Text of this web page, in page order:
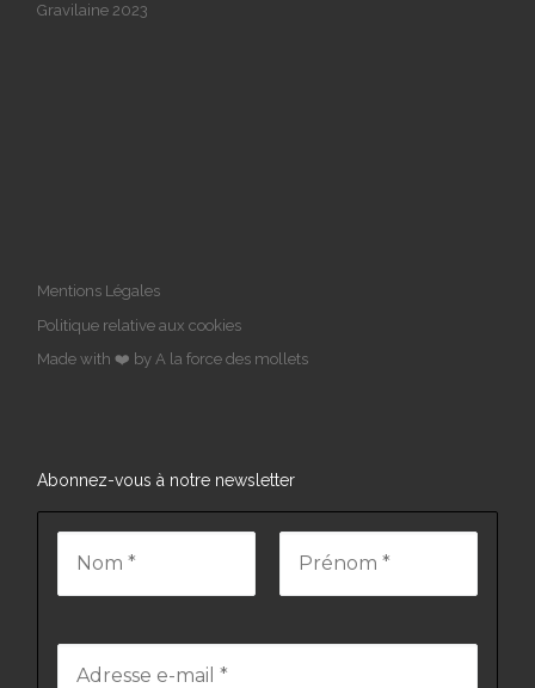
Gravilaine 2023
Mentions Légales
Politique relative aux cookies
Made with ❤️ by A la force des mollets
Abonnez-vous à notre newsletter